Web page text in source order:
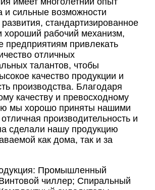
и сильные возможности
развития, стандартизированное
хороший рабочий механизм,
предприятиям привлекать
отличных
талантов, чтобы
качество продукции и
производства. Благодаря
качеству и превосходному
мы хорошо приняты нашими
производительность и
сделали нашу продукцию
как дома, так и за
Промышленный
чиллер; Спиральный